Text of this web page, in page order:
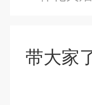
带大家